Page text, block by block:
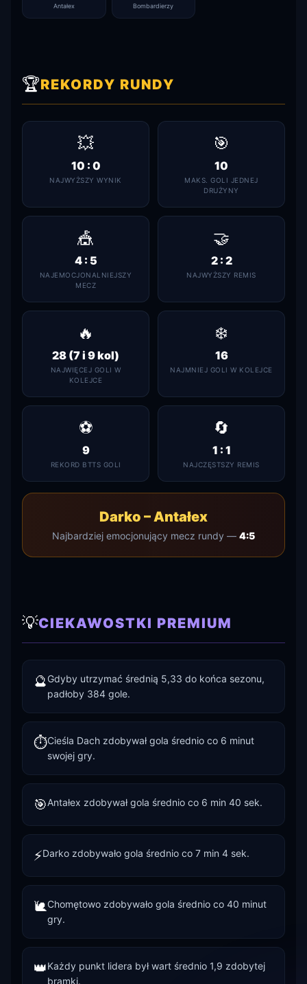
Antałex Bombardierzy
🏆REKORDY RUNDY
💥
10 : 0
NAJWYŻSZY WYNIK
🎯
10
MAKS. GOLI JEDNEJ
DRUŻYNY
🎪
4 : 5
NAJEMOCJONALNIEJSZY
MECZ
🤝
2 : 2
NAJWYŻSZY REMIS
🔥
28 (7 i 9 kol)
NAJWIĘCEJ GOLI W
KOLEJCE
❄️
16
NAJMNIEJ GOLI W KOLEJCE
⚽
9
REKORD BTTS GOLI
🔄
1 : 1
NAJCZĘSTSZY REMIS
Darko – Antałex
Najbardziej emocjonujący mecz rundy — 4:5
💡CIEKAWOSTKI PREMIUM
🔮Gdyby utrzymać średnią 5,33 do końca sezonu,
padłoby 384 gole.
⏱️Cieśla Dach zdobywał gola średnio co 6 minut
swojej gry.
🎯Antałex zdobywał gola średnio co 6 min 40 sek.
⚡Darko zdobywało gola średnio co 7 min 4 sek.
🐌Chomętowo zdobywało gola średnio co 40 minut
gry.
👑Każdy punkt lidera był wart średnio 1,9 zdobytej
bramki.